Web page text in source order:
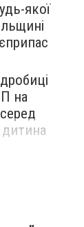
якої
на